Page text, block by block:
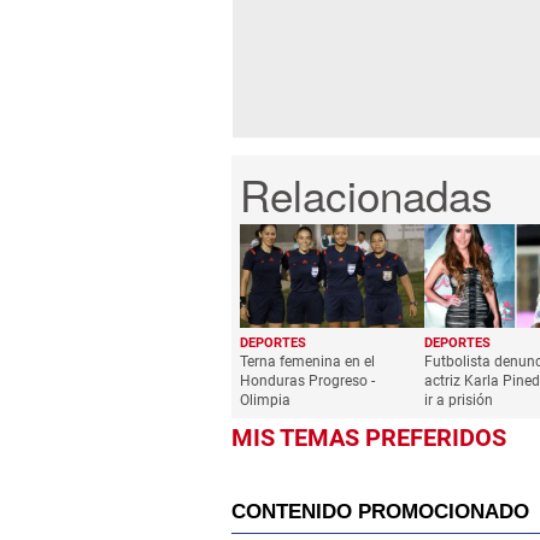
DEPORTES
Terna femenina en el
Honduras Progreso -
Olimpia
DEPORTES
Futbolista
actriz Karla
ir a prisión
MIS TEMAS PREFERIDOS